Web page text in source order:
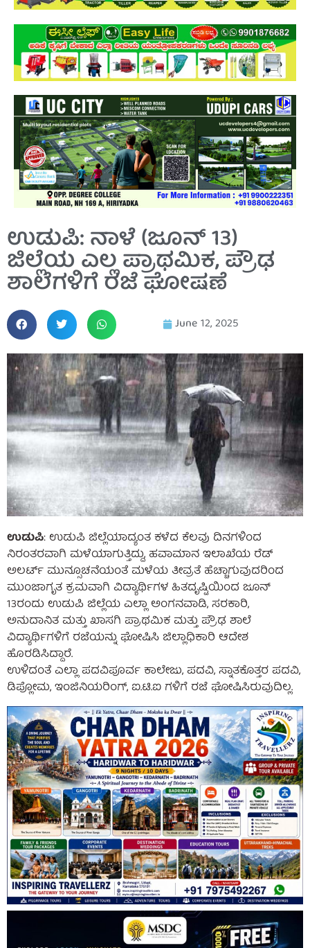
ಉಡುಪಿ: ನಾಳೆ (ಜೂನ್ 13)
ಜಿಲ್ಲೆಯ ಎಲ್ಲ ಪ್ರಾಥಮಿಕ, ಪ್ರೌಢ
ಶಾಲೆಗಳಿಗೆ ರಜೆ ಘೋಷಣೆ
June 12, 2025
ಉಡುಪಿ: ಉಡುಪಿ ಜಿಲ್ಲೆಯಾದ್ಯಂತ ಕಳೆದ ಕೆಲವು ದಿನಗಳಿಂದ
ನಿರಂತರವಾಗಿ ಮಳೆಯಾಗುತ್ತಿದ್ದು, ಹವಾಮಾನ ಇಲಾಖೆಯ ರೆಡ್
ಅಲರ್ಟ್ ಮುನ್ಸೂಚನೆಯಂತೆ ಮಳೆಯ ತೀವ್ರತೆ ಹೆಚ್ಚಾಗುವುದರಿಂದ
ಮುಂಜಾಗೃತ ಕ್ರಮವಾಗಿ ವಿದ್ಯಾರ್ಥಿಗಳ ಹಿತದೃಷ್ಟಿಯಿಂದ ಜೂನ್
13ರಂದು ಉಡುಪಿ ಜಿಲ್ಲೆಯ ಎಲ್ಲಾ ಅಂಗನವಾಡಿ, ಸರಕಾರಿ,
ಅನುದಾನಿತ ಮತ್ತು ಖಾಸಗಿ ಪ್ರಾಥಮಿಕ ಮತ್ತು ಪ್ರೌಢ ಶಾಲೆ
ವಿದ್ಯಾರ್ಥಿಗಳಿಗೆ ರಜೆಯನ್ನು ಘೋಷಿಸಿ ಜಿಲ್ಲಾಧಿಕಾರಿ ಆದೇಶ
ಹೊರಡಿಸಿದ್ದಾರೆ.
ಉಳಿದಂತೆ ಎಲ್ಲಾ ಪದವಿಪೂರ್ವ ಕಾಲೇಜು, ಪದವಿ, ಸ್ನಾತಕೊತ್ತರ ಪದವಿ,
ಡಿಪ್ಲೋಮ, ಇಂಜಿನಿಯರಿಂಗ್, ಐ.ಟಿ.ಐ ಗಳಿಗೆ ರಜೆ ಘೋಷಿಸಿರುವುದಿಲ್ಲ.